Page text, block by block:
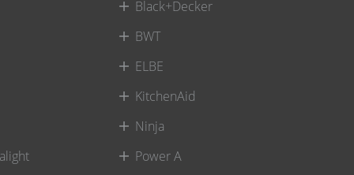
Black+Decker
BWT
ELBE
KitchenAid
Ninja
Power A